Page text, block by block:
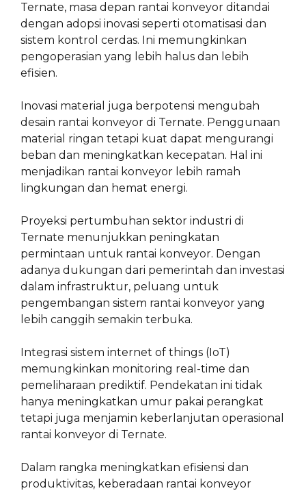
Ternate, masa depan rantai konveyor ditandai
dengan adopsi inovasi seperti otomatisasi dan
sistem kontrol cerdas. Ini memungkinkan
pengoperasian yang lebih halus dan lebih
efisien.
Inovasi material juga berpotensi mengubah
desain rantai konveyor di Ternate. Penggunaan
material ringan tetapi kuat dapat mengurangi
beban dan meningkatkan kecepatan. Hal ini
menjadikan rantai konveyor lebih ramah
lingkungan dan hemat energi.
Proyeksi pertumbuhan sektor industri di
Ternate menunjukkan peningkatan
permintaan untuk rantai konveyor. Dengan
adanya dukungan dari pemerintah dan investasi
dalam infrastruktur, peluang untuk
pengembangan sistem rantai konveyor yang
lebih canggih semakin terbuka.
Integrasi sistem internet of things (IoT)
memungkinkan monitoring real-time dan
pemeliharaan prediktif. Pendekatan ini tidak
hanya meningkatkan umur pakai perangkat
tetapi juga menjamin keberlanjutan operasional
rantai konveyor di Ternate.
Dalam rangka meningkatkan efisiensi dan
produktivitas, keberadaan rantai konveyor